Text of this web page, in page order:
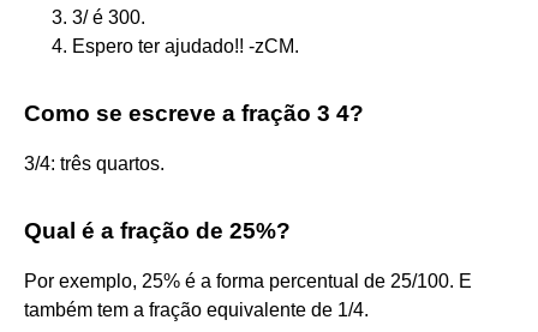
3/ é 300.
Espero ter ajudado!! -zCM.
Como se escreve a fração 3 4?
3/4: três quartos.
Qual é a fração de 25%?
Por exemplo, 25% é a forma percentual de 25/100. E
também tem a fração equivalente de 1/4.